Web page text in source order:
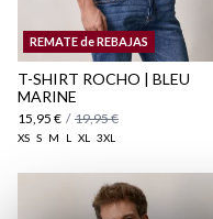
REMATE de REBAJAS
T-SHIRT ROCHO | BLEU
MARINE
15,95 € / 19,95 €
XS S M L XL 3XL